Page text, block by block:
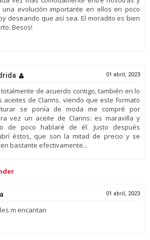
evolución importante en ellos en poco
deseando que así sea. El moradito es bien
Besos!
01 abril, 2023
totalmente de acuerdo contigo, también en lo
aceites de Clarins. viendo que este formato
se ponía de moda me compré por
vez un aceite de Clarins: es maravilla y
de poco hablaré de él. Justo después
éstos, que son la mitad de precio y se
bastante efectivamente...
01 abril, 2023
m encantan